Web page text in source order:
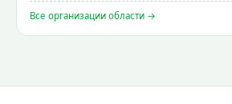
Все организации области →